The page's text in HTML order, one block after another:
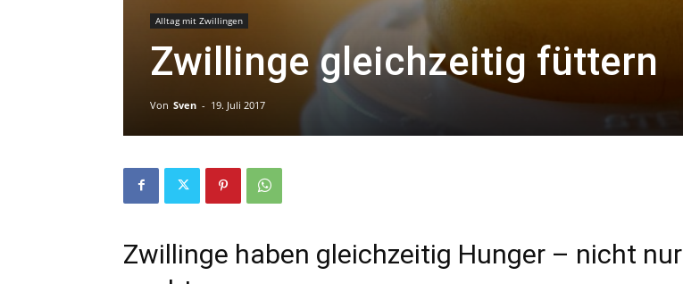
Alltag mit Zwillingen
Zwillinge gleichzeitig füttern
Von Sven - 19. Juli 2017
Zwillinge haben gleichzeitig Hunger – nicht nur